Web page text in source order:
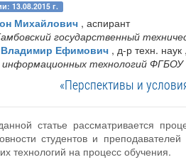
13.08.2015 г.
Михайлович , аспирант
государственный
Ефимович , д-р техн.
технологий ФГБОУ
«Перспективы и
статье рассматривается
студентов и
технологий на процесс обучения.